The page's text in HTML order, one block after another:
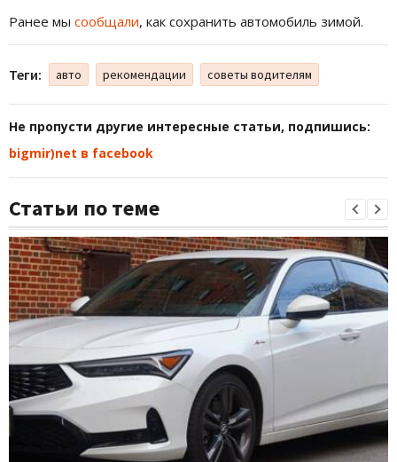
Ранее мы сообщали, как сохранить автомобиль зимой.
Теги: авто рекомендации советы водителям
Не пропусти другие интересные статьи, подпишись:
bigmir)net в facebook
Статьи по теме